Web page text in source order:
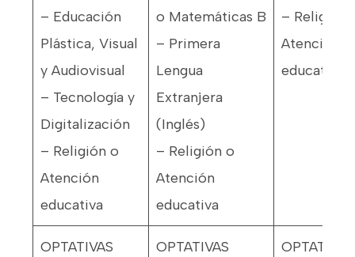
– Educación
Plástica, Visual
y Audiovisual
– Tecnología y
Digitalización
– Religión o
Atención
educativa
o Matemáticas B
– Primera
Lengua
Extranjera
(Inglés)
– Religión o
Atención
educativa
– Religión
Atención
educativa
OPTATIVAS
OPTATIVAS
OPTATIVAS